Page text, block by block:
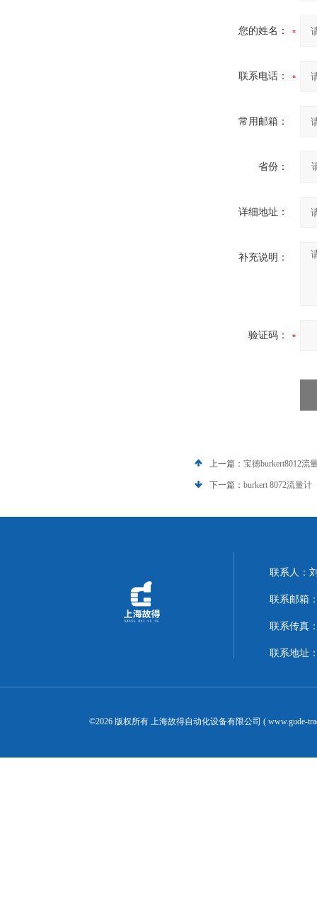
您的姓名：
联系电话：
常用邮箱：
省份：
详细地址：
补充说明：
验证码：
上一篇： 宝德burkert8012流
下一篇： burkert 8072流量计
联系人：
联系邮箱
联系传真
联系地址
©2026 版权所有 上海故得自动化设备有限公司 ( www.gude-